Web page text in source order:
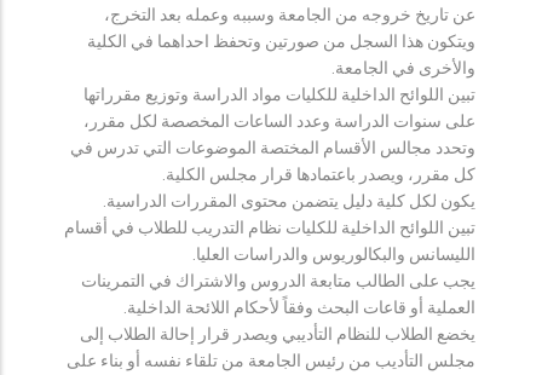
عن تاريخ خروجه من الجامعة وسببه وعمله بعد التخرج،
ويتكون هذا السجل من صورتين وتحفظ احداهما في الكلية
والأخرى في الجامعة.
تبين اللوائح الداخلية للكليات مواد الدراسة وتوزيع مقرراتها
على سنوات الدراسة وعدد الساعات المخصصة لكل مقرر،
وتحدد مجالس الأقسام المختصة الموضوعات التي تدرس في
كل مقرر، ويصدر باعتمادها قرار مجلس الكلية.
يكون لكل كلية دليل يتضمن محتوى المقررات الدراسية.
تبين اللوائح الداخلية للكليات نظام التدريب للطلاب في أقسام
الليسانس والبكالوريوس والدراسات العليا.
يجب على الطالب متابعة الدروس والاشتراك في التمرينات
العملية أو قاعات البحث وفقاً لأحكام اللائحة الداخلية.
يخضع الطلاب للنظام التأديبي ويصدر قرار إحالة الطلاب إلى
مجلس التأديب من رئيس الجامعة من تلقاء نفسه أو بناء على